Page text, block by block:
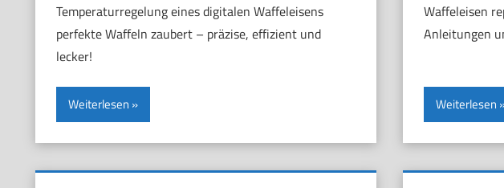
Temperaturregelung eines digitalen Waffeleisens
perfekte Waffeln zaubert – präzise, effizient und
lecker!
Weiterlesen
Waffeleisen
Anleitungen
Weiterlesen